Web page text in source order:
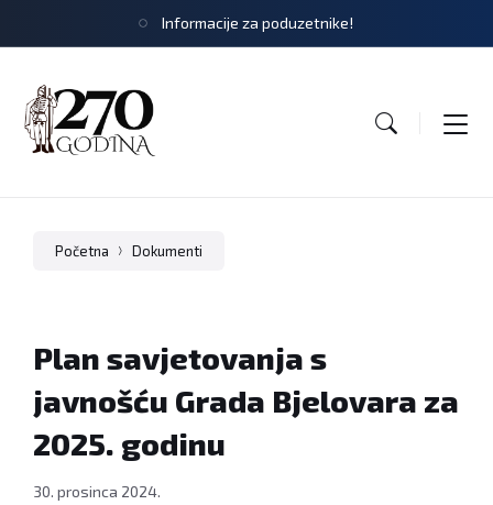
Informacije za poduzetnike!
Početna Dokumenti
Plan savjetovanja s
javnošću Grada Bjelovara za
2025. godinu
30. prosinca 2024.